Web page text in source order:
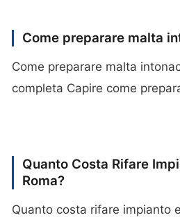
Come preparare malta
Come preparare malta
completa Capire come
Quanto Costa Rifare
Roma?
Quanto costa rifare impianto